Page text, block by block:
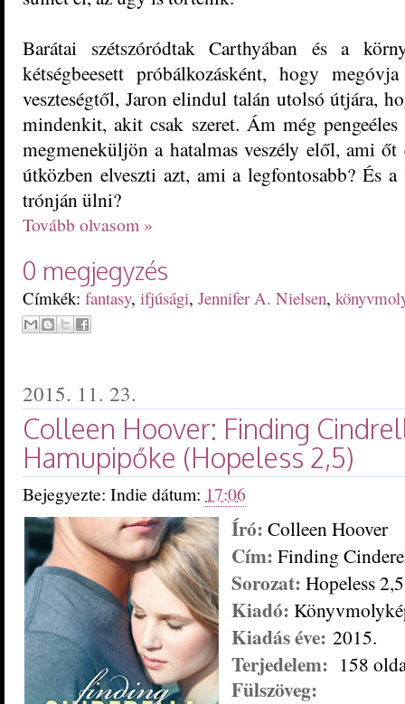
Barátai szétszóródtak Carthyában és a
kétségbeesett próbálkozásként, hogy
veszteségtől, Jaron elindul talán utolsó útjára,
mindenkit, akit csak szeret. Ám még
megmeneküljön a hatalmas veszély elől, ami őt
útközben elveszti azt, ami a legfontosabb? És
trónján ülni?
Tovább olvasom »
0 megjegyzés
Címkék: fantasy, ifjúsági, Jennifer A. Nielsen,
2015. 11. 23.
Colleen Hoover: Finding
Hamupipőke (Hopeless 2,5)
Bejegyezte: Indie dátum: 17:06
Író: Colleen Hoover
Cím: Finding
Sorozat: Hopeless
Kiadó:
Kiadás éve: 2015.
Terjedelem: 158
Fülszöveg: